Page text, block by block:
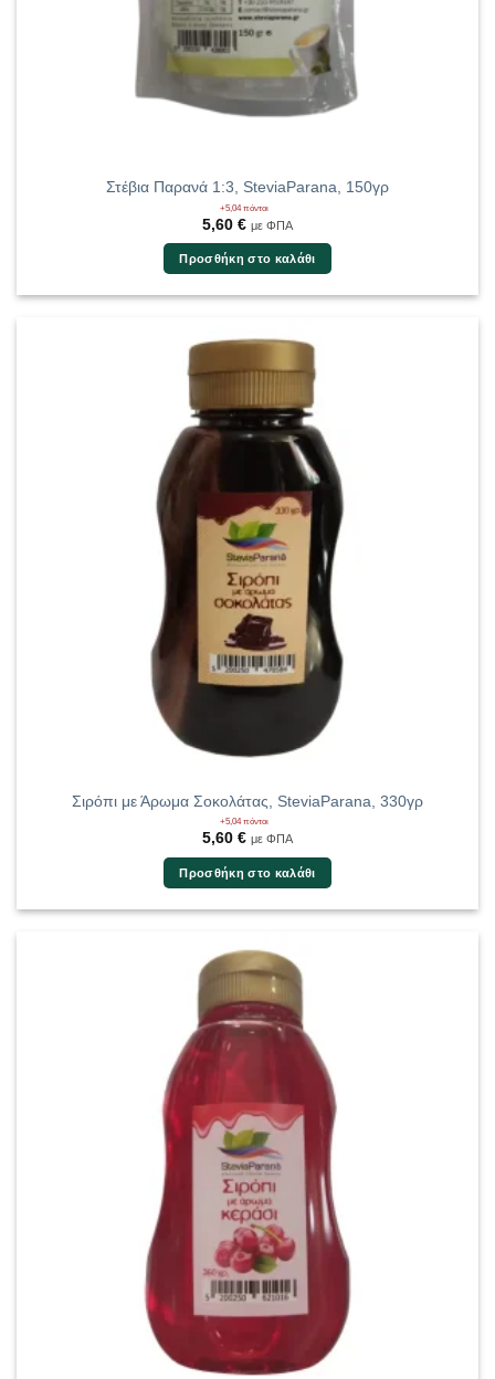
Στέβια Παρανά 1:3, SteviaParana, 150γρ
+5,04 πόντοι
5,60 € με ΦΠΑ
Προσθήκη στο καλάθι
Σιρόπι με Άρωμα Σοκολάτας, SteviaParana, 330γρ
+5,04 πόντοι
5,60 € με ΦΠΑ
Προσθήκη στο καλάθι